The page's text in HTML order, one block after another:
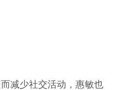
减少社交活动，惠敏也